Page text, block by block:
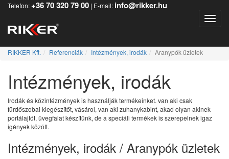
Telefon: +36 70 320 79 00 | E-mail: info@rikker.hu
RIKKER Kft. Referenciák Intézmények, irodák Aranypók üzletek
Intézmények, irodák
Irodák és közintézmények is használják termékeinket. van aki csak
fürdőszobai kiegészítőt, vásárol, van aki zuhanykabint, akad olyan akinek
portálajtót, üvegfalat készítünk, de a speciáli termékek is szerepelnek igaz
igények között.
Intézmények, irodák / Aranypók üzletek